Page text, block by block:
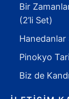
Bir
(2’li Set)
Hanedanlar
Pinokyo
Biz de